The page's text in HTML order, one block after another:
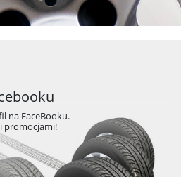
na FaceBooku.
promocjami!